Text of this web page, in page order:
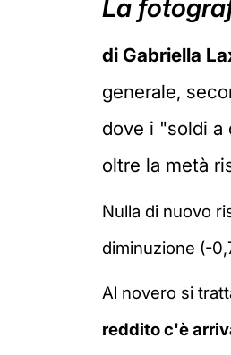
La
di Gabriella
generale,
dove i "soldi a
oltre la metà
Nulla di nuovo
diminuzione (-
Al novero si
reddito c'è